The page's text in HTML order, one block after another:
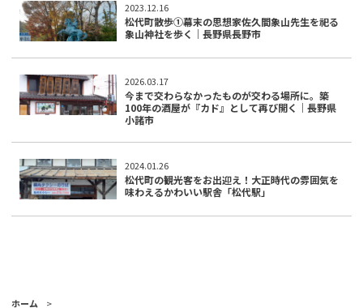
2023.12.16
松代町散歩①幕末の思想家佐久間象山先生を祀る
象山神社を歩く｜長野県長野市
2026.03.17
今まで交わらなかったものが交わる場所に。築
100年の酒屋が『カド』として再び開く｜長野県
小諸市
2024.01.26
松代町の観光客をお出迎え！大正時代の雰囲気を
味わえるかわいい駅舎「松代駅」
ホーム